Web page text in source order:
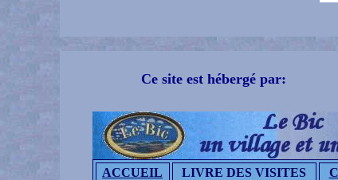
Ce site est hébergé par:
ACCUEIL LIVRE DES VISITES